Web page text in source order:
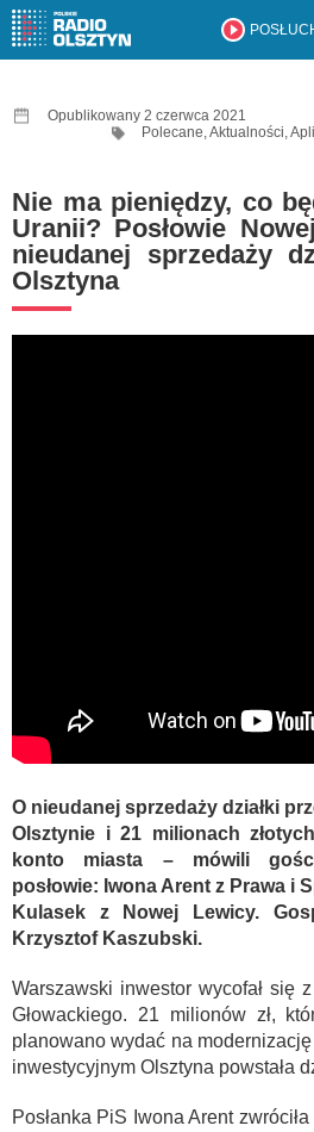
Opublikowany 2 czerwca 2021
Polecane,Aktualności,
Nie ma pieniędzy, co
Uranii? Posłowie
nieudanej sprzedaży
Olsztyna
O nieudanej sprzedaży działki
Olsztynie i 21 milionach
konto miasta – mówili
posłowie: Iwona Arent z Prawa i
Kulasek z Nowej Lewicy.
Krzysztof Kaszubski.
Warszawski inwestor wycofał się
Głowackiego. 21 milionów zł,
planowano wydać na
inwestycyjnym Olsztyna powstała
Posłanka PiS Iwona Arent